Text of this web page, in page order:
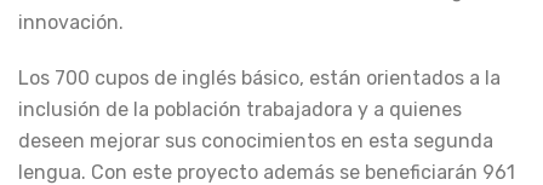
innovación.
Los 700 cupos de inglés básico, están orientados a la
inclusión de la población trabajadora y a quienes
deseen mejorar sus conocimientos en esta segunda
lengua. Con este proyecto además se beneficiarán 961